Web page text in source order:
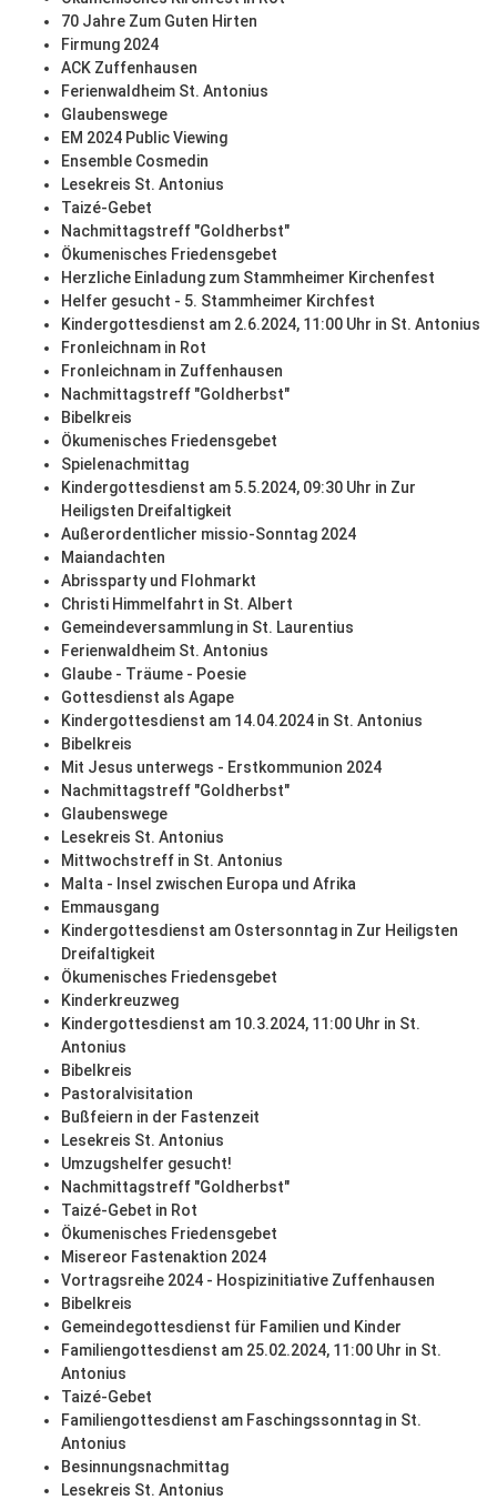
70 Jahre Zum Guten Hirten
Firmung 2024
ACK Zuffenhausen
Ferienwaldheim St. Antonius
Glaubenswege
EM 2024 Public Viewing
Ensemble Cosmedin
Lesekreis St. Antonius
Taizé-Gebet
Nachmittagstreff "Goldherbst"
Ökumenisches Friedensgebet
Herzliche Einladung zum Stammheimer Kirchenfest
Helfer gesucht - 5. Stammheimer Kirchfest
Kindergottesdienst am 2.6.2024, 11:00 Uhr in St. Antonius
Fronleichnam in Rot
Fronleichnam in Zuffenhausen
Nachmittagstreff "Goldherbst"
Bibelkreis
Ökumenisches Friedensgebet
Spielenachmittag
Kindergottesdienst am 5.5.2024, 09:30 Uhr in Zur
Heiligsten Dreifaltigkeit
Außerordentlicher missio-Sonntag 2024
Maiandachten
Abrissparty und Flohmarkt
Christi Himmelfahrt in St. Albert
Gemeindeversammlung in St. Laurentius
Ferienwaldheim St. Antonius
Glaube - Träume - Poesie
Gottesdienst als Agape
Kindergottesdienst am 14.04.2024 in St. Antonius
Bibelkreis
Mit Jesus unterwegs - Erstkommunion 2024
Nachmittagstreff "Goldherbst"
Glaubenswege
Lesekreis St. Antonius
Mittwochstreff in St. Antonius
Malta - Insel zwischen Europa und Afrika
Emmausgang
Kindergottesdienst am Ostersonntag in Zur Heiligsten
Dreifaltigkeit
Ökumenisches Friedensgebet
Kinderkreuzweg
Kindergottesdienst am 10.3.2024, 11:00 Uhr in St.
Antonius
Bibelkreis
Pastoralvisitation
Bußfeiern in der Fastenzeit
Lesekreis St. Antonius
Umzugshelfer gesucht!
Nachmittagstreff "Goldherbst"
Taizé-Gebet in Rot
Ökumenisches Friedensgebet
Misereor Fastenaktion 2024
Vortragsreihe 2024 - Hospizinitiative Zuffenhausen
Bibelkreis
Gemeindegottesdienst für Familien und Kinder
Familiengottesdienst am 25.02.2024, 11:00 Uhr in St.
Antonius
Taizé-Gebet
Familiengottesdienst am Faschingssonntag in St.
Antonius
Besinnungsnachmittag
Lesekreis St. Antonius